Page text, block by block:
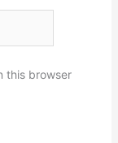
this browser